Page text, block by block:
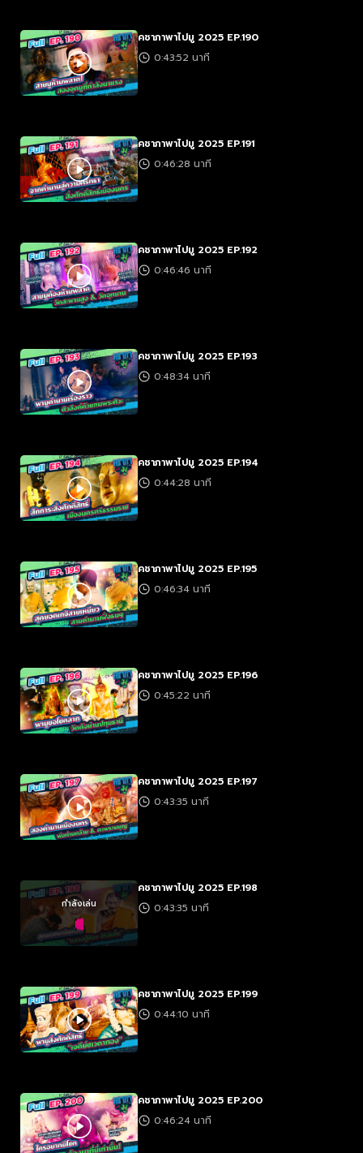
คชาภาพาไปมู 2025 EP.190
0:43:52 นาที
คชาภาพาไปมู 2025 EP.191
0:46:28 นาที
คชาภาพาไปมู 2025 EP.192
0:46:46 นาที
คชาภาพาไปมู 2025 EP.193
0:48:34 นาที
คชาภาพาไปมู 2025 EP.194
0:44:28 นาที
คชาภาพาไปมู 2025 EP.195
0:46:34 นาที
คชาภาพาไปมู 2025 EP.196
0:45:22 นาที
คชาภาพาไปมู 2025 EP.197
0:43:35 นาที
กำลังเล่น
คชาภาพาไปมู 2025 EP.198
0:43:35 นาที
คชาภาพาไปมู 2025 EP.199
0:44:10 นาที
คชาภาพาไปมู 2025 EP.200
0:46:24 นาที